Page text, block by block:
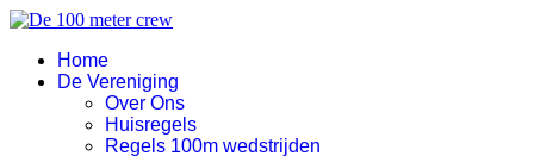
Home
De Vereniging
Over Ons
Huisregels
Regels 100m wedstrijden